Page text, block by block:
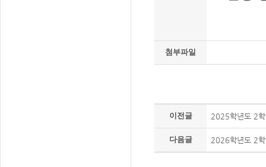
첨부파일
이전글 2025학년도 2
다음글 2026학년도 2학